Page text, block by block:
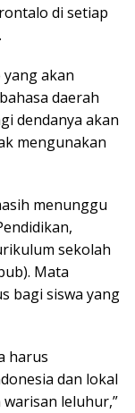
di setiap
akan
daerah
dendanya akan
mengunakan
menunggu
sekolah
Mata
bagi siswa yang
harus
dan lokal
leluhur,”